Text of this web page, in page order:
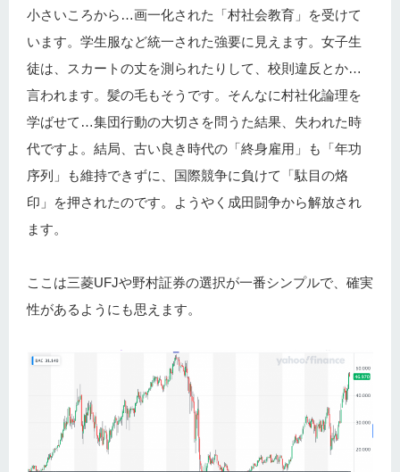
小さいころから…画一化された「村社会教育」を受けて
います。学生服など統一された強要に見えます。女子生
徒は、スカートの丈を測られたりして、校則違反とか…
言われます。髪の毛もそうです。そんなに村社化論理を
学ばせて…集団行動の大切さを問うた結果、失われた時
代ですよ。結局、古い良き時代の「終身雇用」も「年功
序列」も維持できずに、国際競争に負けて「駄目の烙
印」を押されたのです。ようやく成田闘争から解放され
ます。
ここは三菱UFJや野村証券の選択が一番シンプルで、確実
性があるようにも思えます。